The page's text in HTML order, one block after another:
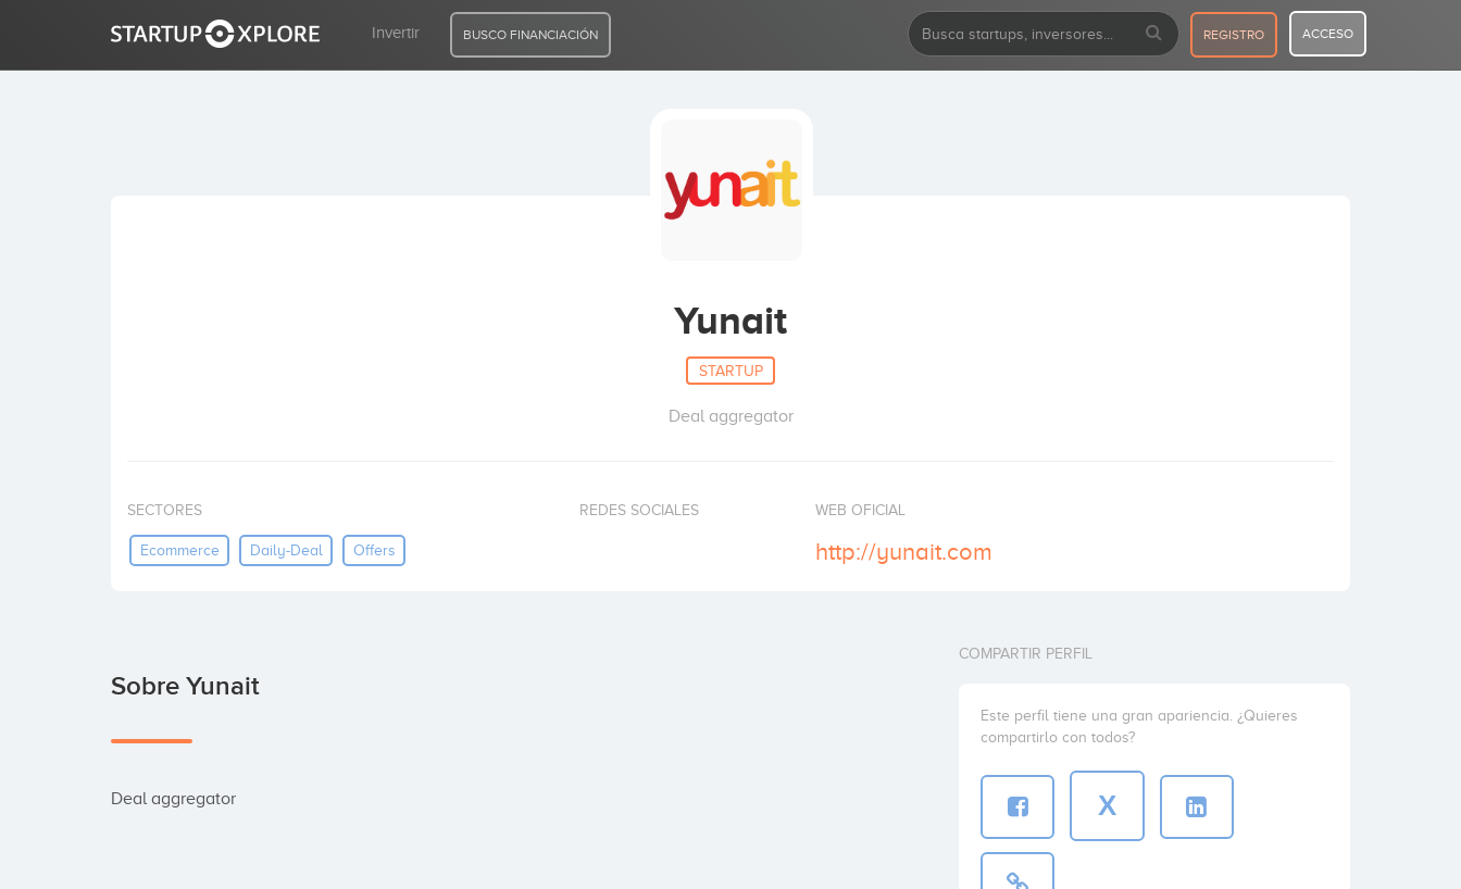
Invertir BUSCO FINANCIACIÓN REGISTRO ACCESO
Yunait
STARTUP
Deal aggregator
SECTORES
Ecommerce Daily-Deal Offers
REDES SOCIALES WEB OFICIAL
http://yunait.com
Sobre Yunait
Deal aggregator
COMPARTIR PERFIL
Este perfil tiene una gran apariencia. ¿Quieres
compartirlo con todos?
X